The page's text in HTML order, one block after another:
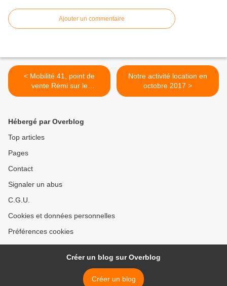
Ajouter un commentaire
< Mobilité 41, point de
vente Rémi sur le
Romorantinais
Notre activité location en
octobre 2017 >
Hébergé par Overblog
Top articles
Pages
Contact
Signaler un abus
C.G.U.
Cookies et données personnelles
Préférences cookies
Créer un blog sur Overblog
Créer un blog